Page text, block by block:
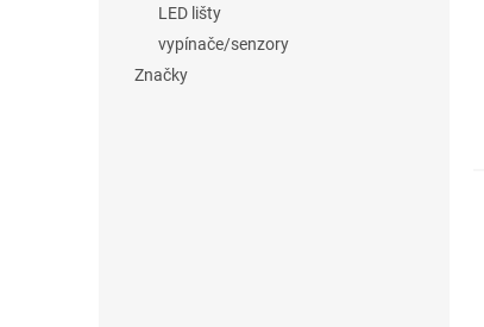
LED lišty
vypínače/senzory
Značky